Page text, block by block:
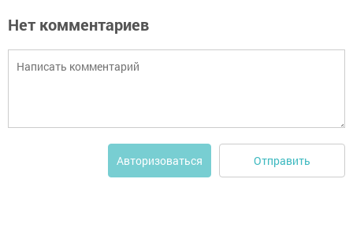
Нет комментариев
Авторизоваться Отправить